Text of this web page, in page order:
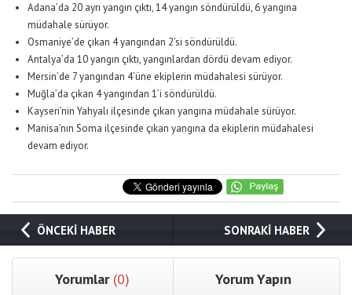
Adana’da 20 ayrı yangın çıktı, 14 yangın söndürüldü, 6 yangına
müdahale sürüyor.
Osmaniye’de çıkan 4 yangından 2’si söndürüldü.
Antalya’da 10 yangın çıktı, yangınlardan dördü devam ediyor.
Mersin’de 7 yangından 4’üne ekiplerin müdahalesi sürüyor.
Muğla’da çıkan 4 yangından 1’i söndürüldü.
Kayseri’nin Yahyalı ilçesinde çıkan yangına müdahale sürüyor.
Manisa’nın Soma ilçesinde çıkan yangına da ekiplerin müdahalesi
devam ediyor.
ÖNCEKİ HABER SONRAKİ HABER
Yorumlar (0) Yorum Yapın